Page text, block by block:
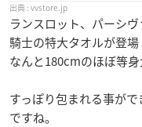
vvstore.jp
ランスロット、パーシ
騎士の特大タオルが登場
なんと180cmのほぼ等身
すっぽり包まれる事が
ですね。